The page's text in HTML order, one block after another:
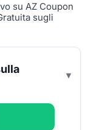
su AZ Coupon
sugli